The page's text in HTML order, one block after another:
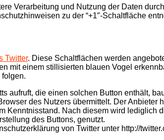
Verarbeitung und Nutzung der Daten
zu der “+1″-Schaltfläche
Twitter. Diese Schaltflächen werden
mit einem stillisierten blauen Vogel
folgen.
aufruft, die einen solchen Button enthält,
des Nutzers übermittelt. Der
Kenntnisstand. Nach diesem wird
des Buttons, genutzt.
von Twitter unter http://